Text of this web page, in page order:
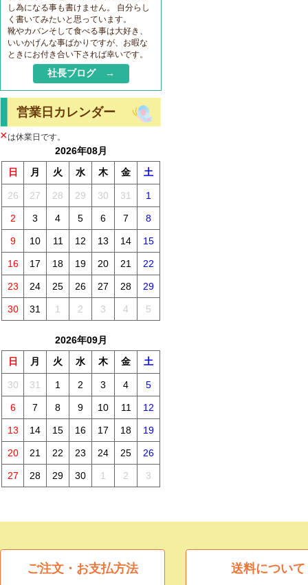
し為になる事も書けません。 自分らし
く書いてみたいと思っています。
靴やカバンそして食べる事は大好き、
いいかげんな事ばかりですが、お暇な
ときにお付き合い下されば幸いです。
社長ブログ →
営業日カレンダー
×は休業日です。
2026年08月
日
月 火 水 木 金 土
26 27 28 29 30 31 1
2 3 4 5 6 7 8
9 10 11 12 13 14 15
16 17 18 19 20 21 22
23 24 25 26 27 28 29
30 31 1 2 3 4 5
2026年09月
日
月 火 水 木 金 土
30 31 1 2 3 4 5
6 7 8 9 10 11 12
13 14 15 16 17 18 19
20 21 22 23 24 25 26
27 28 29 30 1 2 3
ご注文・お支払方法 送料について